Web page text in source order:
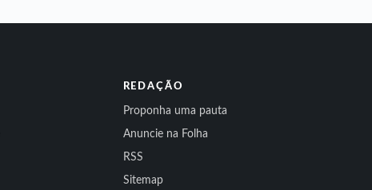
REDAÇÃO
Proponha uma pauta
Anuncie na Folha
RSS
Sitemap